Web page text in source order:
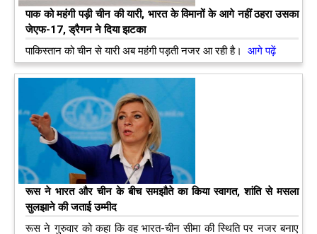
पाक को महंगी पड़ी चीन की यारी, भारत के विमानों के आगे नहीं ठहरा उसका
जेएफ-17, ड्रैगन ने दिया झटका
पाकिस्‍तान को चीन से यारी अब महंगी पड़ती नजर आ रही है।
आगे पढ़ें
रूस ने भारत और चीन के बीच समझौते का किया स्वागत, शांति से मसला
सुलझाने की जताई उम्मीद
रूस ने गुरुवार को कहा कि वह भारत-चीन सीमा की स्थिति पर नजर बनाए